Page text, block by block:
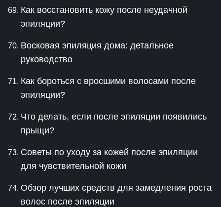
Как восстановить кожу после неудачной
эпиляции?
Восковая эпиляция дома: детальное
руководство
Как бороться с вросшими волосами после
эпиляции?
Что делать, если после эпиляции появились
прыщи?
Советы по уходу за кожей после эпиляции
для чувствительной кожи
Обзор лучших средств для замедления роста
волос после эпиляции